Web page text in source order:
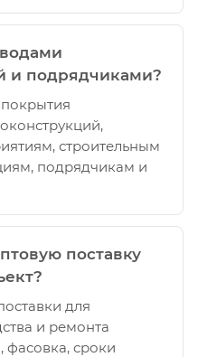
и подрядчиками?
покрытия
строительным
подрядчикам и
поставку
для
и ремонта
фасовка, сроки